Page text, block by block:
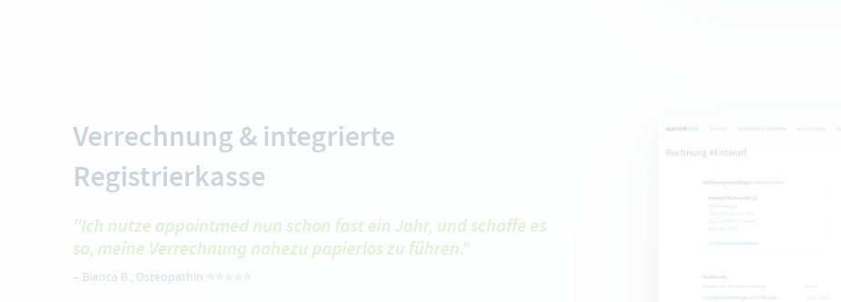
Verrechnung & integrierte
Registrierkasse
"Ich nutze appointmed nun schon fast ein Jahr, und schaffe es
so, meine Verrechnung nahezu papierlos zu führen."
– Bianca B., Osteopathin ⭐️⭐️⭐️⭐️⭐️